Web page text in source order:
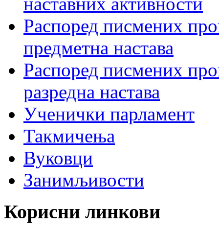
Распоред писмених
предметна настава
Распоред писмених
разредна настава
Ученички парламент
Такмичења
Вуковци
Занимљивости
Корисни линкови